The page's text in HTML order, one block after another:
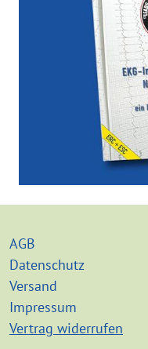
AGB
Datenschutz
Versand
Impressum
Vertrag widerrufen